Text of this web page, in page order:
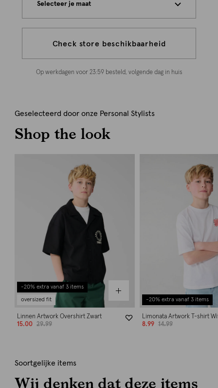
Selecteer je maat
Check store beschikbaarheid
Op werkdagen voor 23:59 besteld, volgende dag in huis
Geselecteerd door onze Personal Stylists
Shop the look
-20% extra vanaf 3 items
oversized fit
Linnen Artwork Overshirt Zwart
15.00
29.99
-20% extra vanaf 3 items
Limonata Artwork T-shirt
8.99
14.99
Soortgelijke items
Wij denken dat deze items